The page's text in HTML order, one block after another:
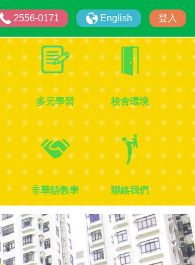
2556-0171 English 登入
多元學習 校舍環境
非華語教學 聯絡我們